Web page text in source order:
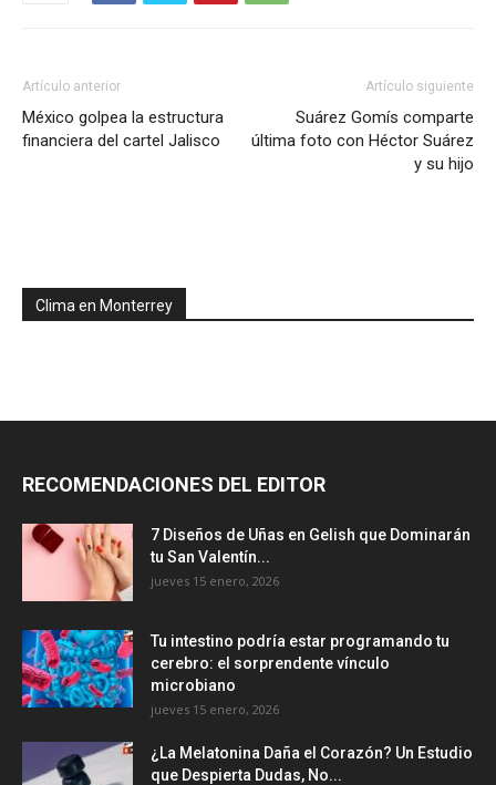
Artículo anterior
México golpea la estructura
financiera del cartel Jalisco
Artículo siguiente
Suárez Gomís comparte
última foto con Héctor Suárez
y su hijo
Clima en Monterrey
RECOMENDACIONES DEL EDITOR
7 Diseños de Uñas en Gelish que Dominarán
tu San Valentín...
jueves 15 enero, 2026
Tu intestino podría estar programando tu
cerebro: el sorprendente vínculo
microbiano
jueves 15 enero, 2026
¿La Melatonina Daña el Corazón? Un Estudio
que Despierta Dudas, No...